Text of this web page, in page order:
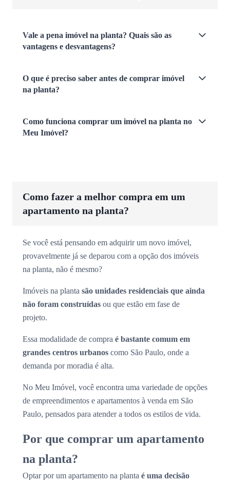
Vale a pena imóvel na planta? Quais são as
vantagens e desvantagens?
O que é preciso saber antes de comprar imóvel
na planta?
Como funciona comprar um imóvel na planta no
Meu Imóvel?
Como fazer a melhor compra em um
apartamento na planta?
Se você está pensando em adquirir um novo imóvel,
provavelmente já se deparou com a opção dos imóveis
na planta, não é mesmo?
Imóveis na planta são unidades residenciais que ainda
não foram construídas ou que estão em fase de
projeto.
Essa modalidade de compra é bastante comum em
grandes centros urbanos como São Paulo, onde a
demanda por moradia é alta.
No Meu Imóvel, você encontra uma variedade de opções
de empreendimentos e apartamentos à venda em São
Paulo, pensados para atender a todos os estilos de vida.
Por que comprar um apartamento
na planta?
Optar por um apartamento na planta é uma decisão